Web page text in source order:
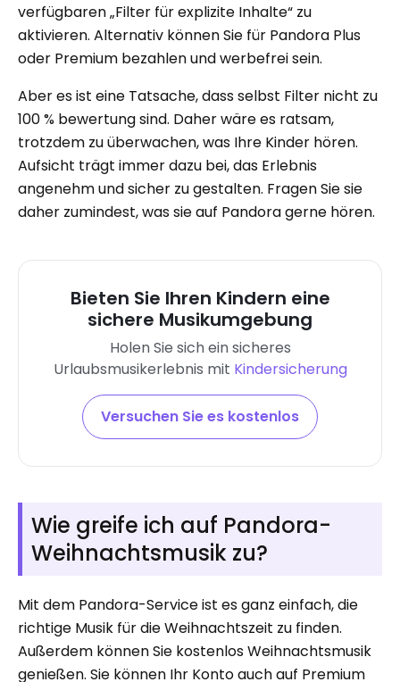
verfügbaren „Filter für explizite Inhalte“ zu
aktivieren. Alternativ können Sie für Pandora Plus
oder Premium bezahlen und werbefrei sein.
Aber es ist eine Tatsache, dass selbst Filter nicht zu
100 % bewertung sind. Daher wäre es ratsam,
trotzdem zu überwachen, was Ihre Kinder hören.
Aufsicht trägt immer dazu bei, das Erlebnis
angenehm und sicher zu gestalten. Fragen Sie sie
daher zumindest, was sie auf Pandora gerne hören.
Bieten Sie Ihren Kindern eine
sichere Musikumgebung
Holen Sie sich ein sicheres
Urlaubsmusikerlebnis mit Kindersicherung
Versuchen Sie es kostenlos
Wie greife ich auf Pandora-
Weihnachtsmusik zu?
Mit dem Pandora-Service ist es ganz einfach, die
richtige Musik für die Weihnachtszeit zu finden.
Außerdem können Sie kostenlos Weihnachtsmusik
genießen. Sie können Ihr Konto auch auf Premium